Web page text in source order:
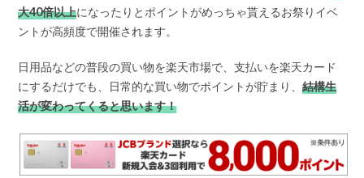
大40倍以上になったりとポイントがめっちゃ貰えるお祭りイベ
ントが高頻度で開催されます。
日用品などの普段の買い物を楽天市場で、支払いを楽天カード
にするだけでも、日常的な買い物でポイントが貯まり、結構生
活が変わってくると思います！